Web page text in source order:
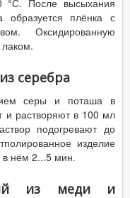
°С. После высыхания
образуется плёнка с
Оксидированную
серебра
серы и поташа в
и растворяют в 100 мл
подогревают до
изделие
в нём 2...5 мин.
из меди и